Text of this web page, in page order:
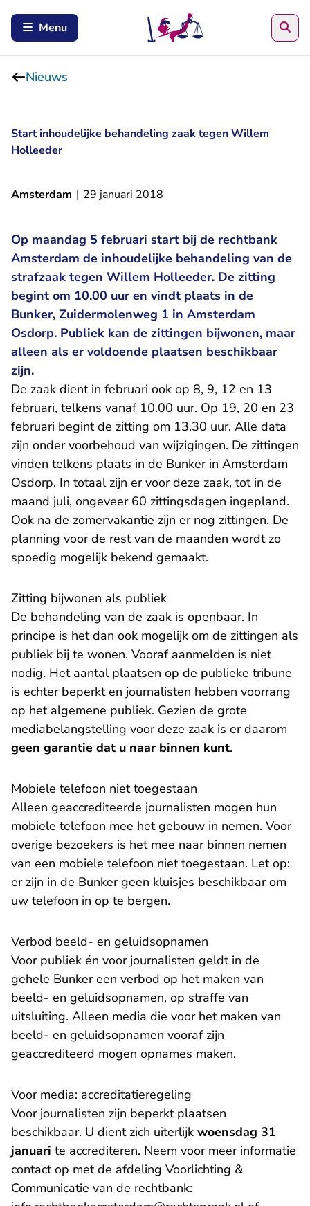
Menu
Nieuws
Start inhoudelijke behandeling zaak tegen Willem
Holleeder
Amsterdam | 29 januari 2018
Op maandag 5 februari start bij de rechtbank
Amsterdam de inhoudelijke behandeling van de
strafzaak tegen Willem Holleeder. De zitting
begint om 10.00 uur en vindt plaats in de
Bunker, Zuidermolenweg 1 in Amsterdam
Osdorp. Publiek kan de zittingen bijwonen, maar
alleen als er voldoende plaatsen beschikbaar
zijn.
De zaak dient in februari ook op 8, 9, 12 en 13
februari, telkens vanaf 10.00 uur. Op 19, 20 en 23
februari begint de zitting om 13.30 uur. Alle data
zijn onder voorbehoud van wijzigingen. De zittingen
vinden telkens plaats in de Bunker in Amsterdam
Osdorp. In totaal zijn er voor deze zaak, tot in de
maand juli, ongeveer 60 zittingsdagen ingepland.
Ook na de zomervakantie zijn er nog zittingen. De
planning voor de rest van de maanden wordt zo
spoedig mogelijk bekend gemaakt.
Zitting bijwonen als publiek
De behandeling van de zaak is openbaar. In
principe is het dan ook mogelijk om de zittingen als
publiek bij te wonen. Vooraf aanmelden is niet
nodig. Het aantal plaatsen op de publieke tribune
is echter beperkt en journalisten hebben voorrang
op het algemene publiek. Gezien de grote
mediabelangstelling voor deze zaak is er daarom
geen garantie dat u naar binnen kunt.
Mobiele telefoon niet toegestaan
Alleen geaccrediteerde journalisten mogen hun
mobiele telefoon mee het gebouw in nemen. Voor
overige bezoekers is het mee naar binnen nemen
van een mobiele telefoon niet toegestaan. Let op:
er zijn in de Bunker geen kluisjes beschikbaar om
uw telefoon in op te bergen.
Verbod beeld- en geluidsopnamen
Voor publiek én voor journalisten geldt in de
gehele Bunker een verbod op het maken van
beeld- en geluidsopnamen, op straffe van
uitsluiting. Alleen media die voor het maken van
beeld- en geluidsopnamen vooraf zijn
geaccrediteerd mogen opnames maken.
Voor media: accreditatieregeling
Voor journalisten zijn beperkt plaatsen
beschikbaar. U dient zich uiterlijk woensdag 31
januari te accrediteren. Neem voor meer informatie
contact op met de afdeling Voorlichting &
Communicatie van de rechtbank: